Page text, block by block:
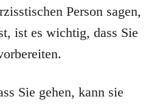
Person sagen,
ist es wichtig, dass Sie
Sie gehen, kann sie